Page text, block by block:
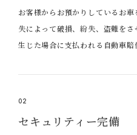
お客様からお預かりしているお
失によって破損、紛失、盗難を
生じた場合に支払われる自動車賠
02
セキュリティー完備